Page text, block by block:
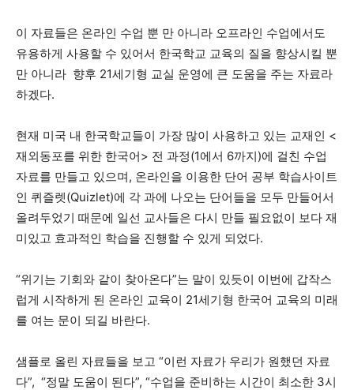
이 자료들은 온라인 수업 뿐 만 아니라 오프라인 수업에서도
유용하게 사용할 수 있어서 한국학교 교육의 질을 향상시킬 뿐
만 아니라 향후 21세기형 교실 운영에 큰 도움을 주는 자료라
하겠다.
현재 미국 내 한국학교들이 가장 많이 사용하고 있는 교재인 <
재외동포를 위한 한국어> 전 과정(1에서 6까지)에 걸친 수업
자료를 만들고 있으며, 온라인을 이용한 단어 공부 학습사이트
인 퀴즐렛(Quizlet)에 각 과에 나오는 단어들을 모두 만들어서
올려두었기 때문에 일선 교사들은 다시 만들 필요없이 보다 재
미있고 효과적인 학습을 진행할 수 있게 되었다.
“위기는 기회와 같이 찾아온다”는 말이 있듯이 이번에 갑작스
럽게 시작하게 된 온라인 교육이 21세기형 한국어 교육의 미래
를 여는 문이 되길 바란다.
샘플로 올린 자료들을 보고 “이런 자료가 우리가 원했던 자료
다”, “정말 도움이 된다”, “수업을 준비하는 시간이 최소한 3시